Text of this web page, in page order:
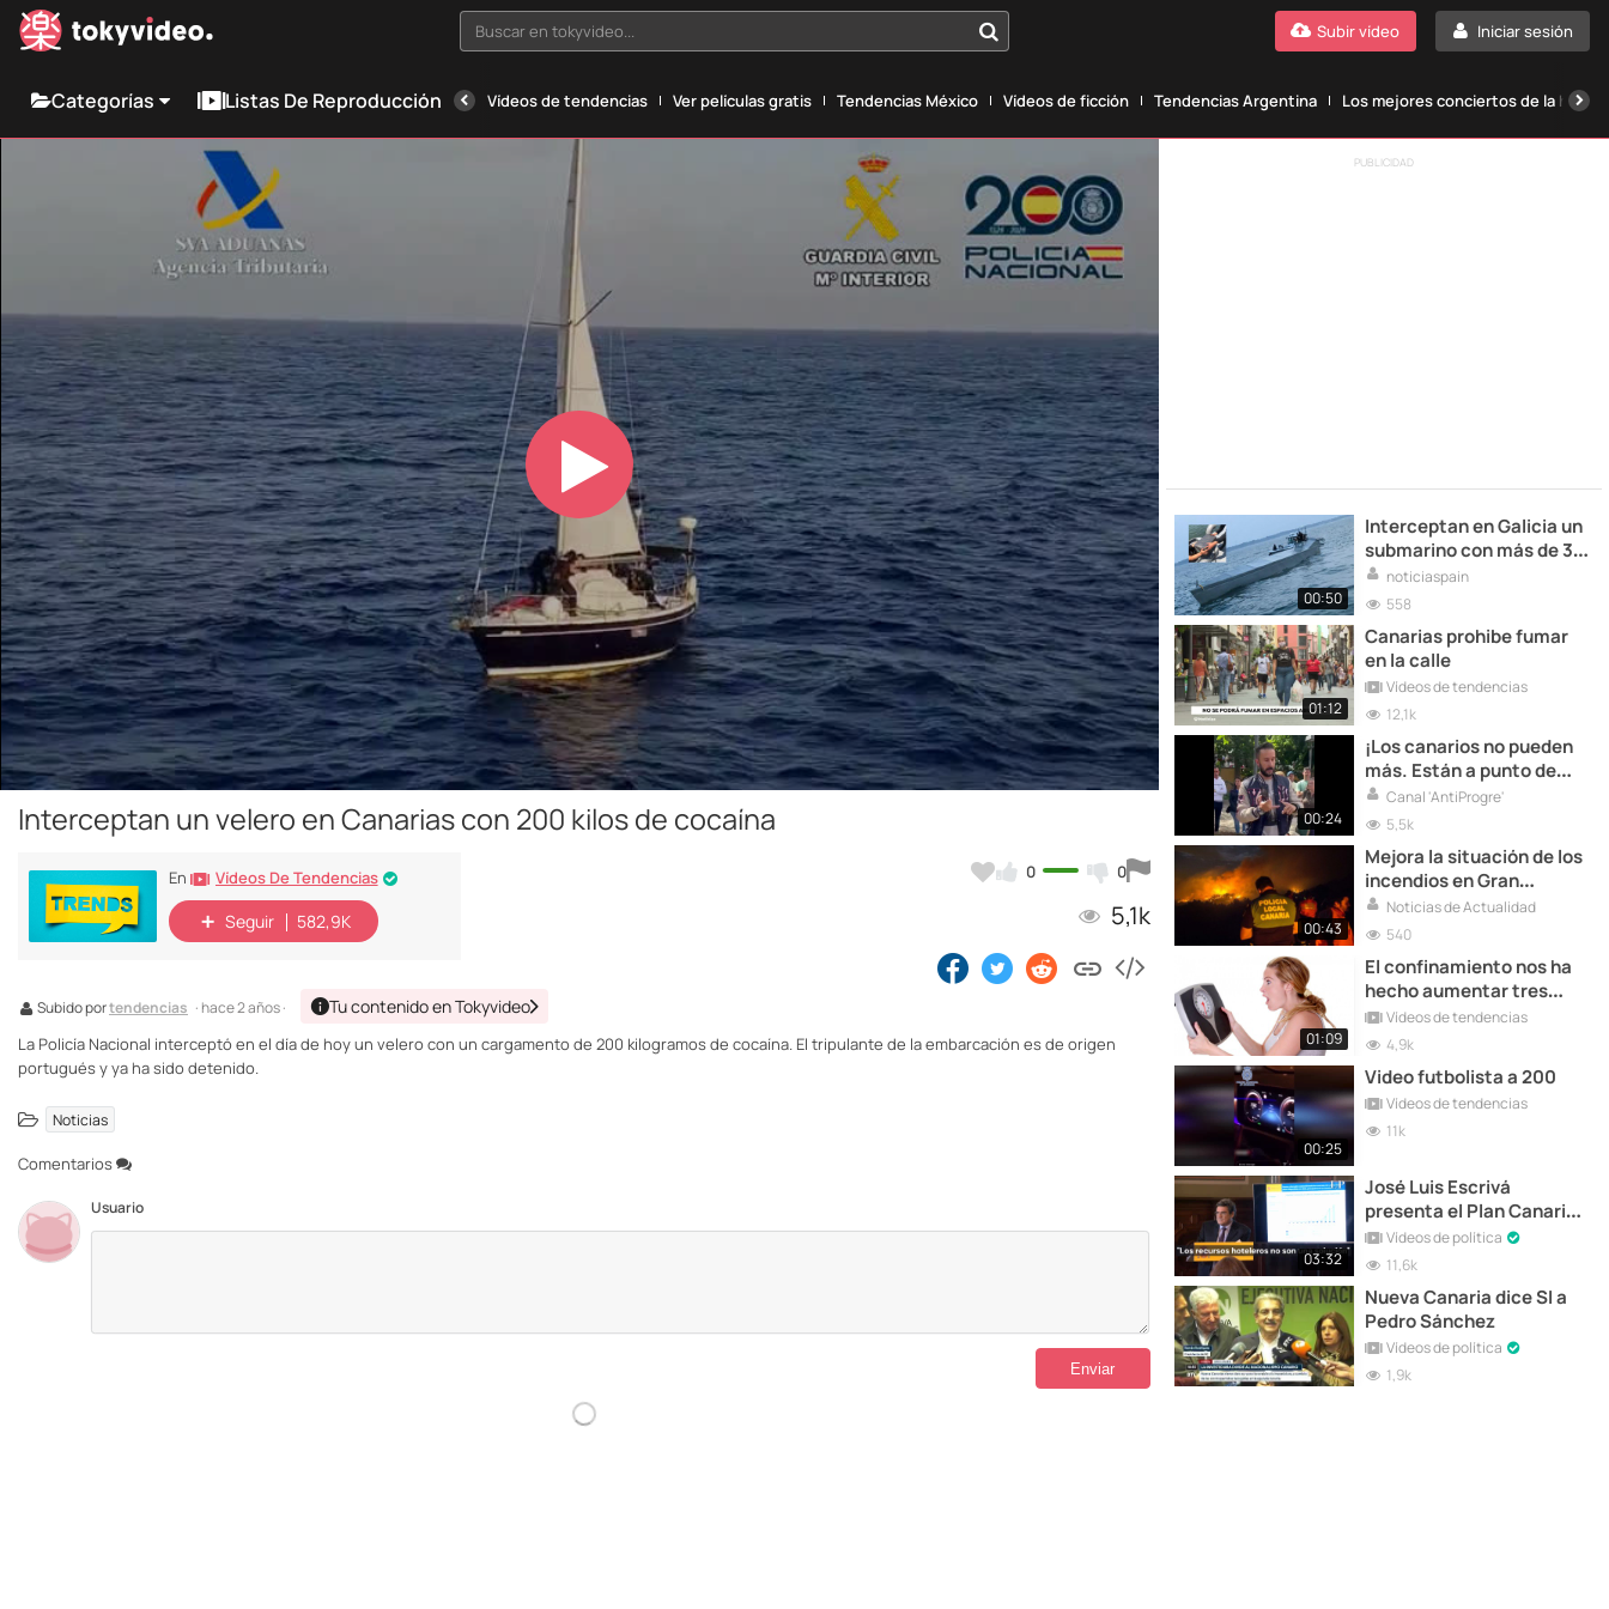
Buscar en tokyvideo... Iniciar sesión
Subir vídeo
Categorías Listas De Reproducción Vídeos de tendencias Ver películas gratis Tendencias México Vídeos de ficción Tendencias Argentina Los mejores conciertos de la
Play
Video
Interceptan un velero en Canarias con 200 kilos de cocaína
0 0
5,1k
En Vídeos De Tendencias
Seguir 582,9K
Subido portendencias · hace 2 años · Tu contenido en Tokyvideo
La Policía Nacional interceptó en el día de hoy un velero con un cargamento de 200 kilogramos de cocaína. El tripulante de la embarcación es de origen
portugués y ya ha sido detenido.
Noticias
Comentarios
Usuario
PUBLICIDAD
00:50
Interceptan en Galicia un
submarino con más de 3
toneladas de cocaína
noticiaspain
558
01:12
Canarias prohibe fumar
en la calle
Vídeos de tendencias
12,1k
00:24
¡Los canarios no pueden
más. Están a punto de
estallar!
Canal 'AntiProgre'
5,5k
00:43
Mejora la situación de los
incendios en Gran
Canaria
Noticias de Actualidad
540
01:09
El confinamiento nos ha
hecho aumentar tres
kilos de peso
Vídeos de tendencias
4,9k
00:25
Video futbolista a 200
Vídeos de tendencias
11k
03:32
José Luis Escrivá
presenta el Plan Canarias
de Inmigración
Vídeos de política
11,6k
Nueva Canaria dice SI a
Pedro Sánchez
Vídeos de política
1,9k